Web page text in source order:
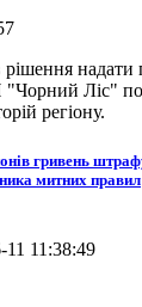
надати
Ліс"
регіону.
гривень
митних правил
11 11:38:49